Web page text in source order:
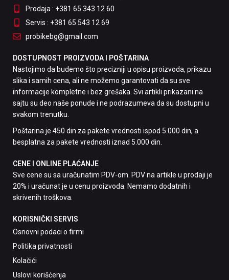
Prodaja : +381 65 343 12 60
Servis : +381 65 543 12 69
probikebg@gmail.com
DOSTUPNOST PROIZVODA I POŠTARINA
Nastojimo da budemo što precizniji u opisu proizvoda, prikazu
slika i samih cena, ali ne možemo garantovati da su sve
informacije kompletne i bez grešaka. Svi artikli prikazani na
sajtu su deo naše ponude i ne podrazumeva da su dostupni u
svakom trenutku.
Poštarina je 450 din za pakete vrednosti ispod 5.000 din, a
besplatna za pakete vrednosti iznad 5.000 din.
CENE I ONLINE PLAĆANJE
Sve cene su sa uračunatim PDV-om. PDV na artikle u prodaji je
20% i uračunat je u cenu proizvoda. Nemamo dodatnih i
skrivenih troškova.
KORISNIČKI SERVIS
Osnovni podaci o firmi
Politika privatnosti
Kolačići
Uslovi korišćenja